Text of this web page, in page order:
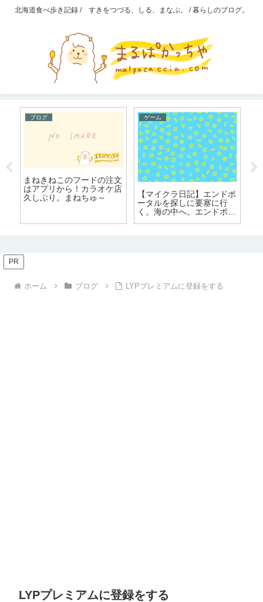
北海道食べ歩き記録 / すきをつづる、しる、まなぶ。 / 暮らしのブログ。
ブログ
まねきねこのフードの注文
はアプリから！カラオケ店
久しぶり。まねちゅ～
ゲーム
【マイクラ日記】エンドポ
ータルを探しに要塞に行
く。海の中へ。エンドポー
PR
ホーム ブログ LYPプレミアムに登録をする
LYPプレミアムに登録をする